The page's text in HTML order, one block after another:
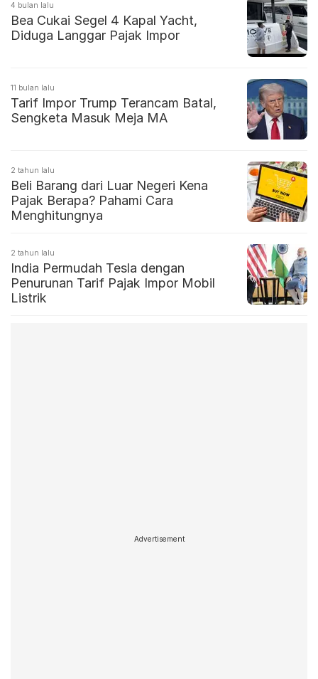
4 bulan lalu
Bea Cukai Segel 4 Kapal Yacht,
Diduga Langgar Pajak Impor
11 bulan lalu
Tarif Impor Trump Terancam Batal,
Sengketa Masuk Meja MA
2 tahun lalu
Beli Barang dari Luar Negeri Kena
Pajak Berapa? Pahami Cara
Menghitungnya
2 tahun lalu
India Permudah Tesla dengan
Penurunan Tarif Pajak Impor Mobil
Listrik
Advertisement